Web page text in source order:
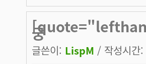
궁
글쓴이: LispM / 작성시